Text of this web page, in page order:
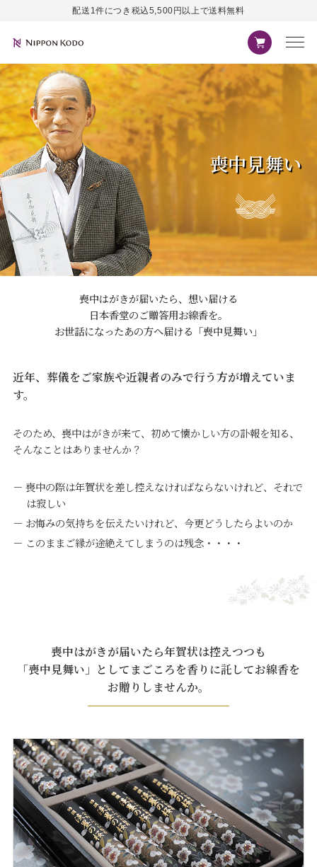
配送1件につき税込5,500円以上で送料無料
喪中見舞い
喪中はがきが届いたら、想い届ける
日本香堂のご贈答用お線香を。
お世話になったあの方へ届ける「喪中見舞い」
近年、葬儀をご家族や近親者のみで行う方が増えていま
す。
そのため、喪中はがきが来て、初めて懐かしい方の訃報を知る、
そんなことはありませんか？
－ 喪中の際は年賀状を差し控えなければならないけれど、それで
は寂しい
－ お悔みの気持ちを伝えたいけれど、今更どうしたらよいのか
－ このままご縁が途絶えてしまうのは残念・・・・
喪中はがきが届いたら年賀状は控えつつも
「喪中見舞い」としてまごころを香りに託してお線香を
お贈りしませんか。